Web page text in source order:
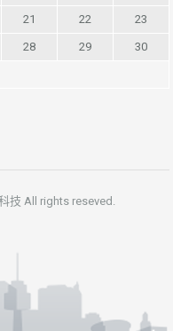
21 22 23
28 29 30
技 All rights reseved.